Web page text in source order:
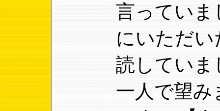
言っていま
にいただ
読していま
一人で望み